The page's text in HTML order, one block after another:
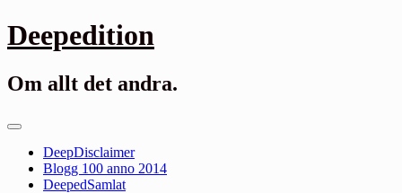
Gå
till
Deepedition
Om allt det andra.
Primär
DeepDisclaimer
Blogg 100 anno 2014
DeepedSamlat